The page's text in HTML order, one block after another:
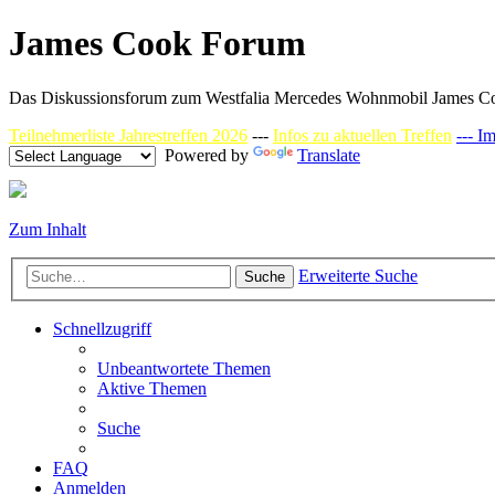
James Cook Forum
Das Diskussionsforum zum Westfalia Mercedes Wohnmobil James
Teilnehmerliste Jahrestreffen 2026 --- Infos zu aktuellen Treffen ---
Powered by
Translate
Zum Inhalt
Suche Erweiterte Suche
Schnellzugriff
Unbeantwortete Themen
Aktive Themen
Suche
FAQ
Anmelden